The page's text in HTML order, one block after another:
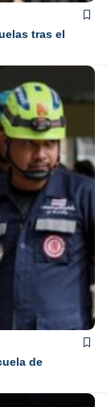
tras el
de